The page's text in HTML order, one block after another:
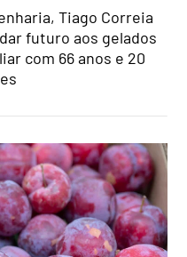
Tiago Correia
futuro aos gelados
com 66 anos e 20